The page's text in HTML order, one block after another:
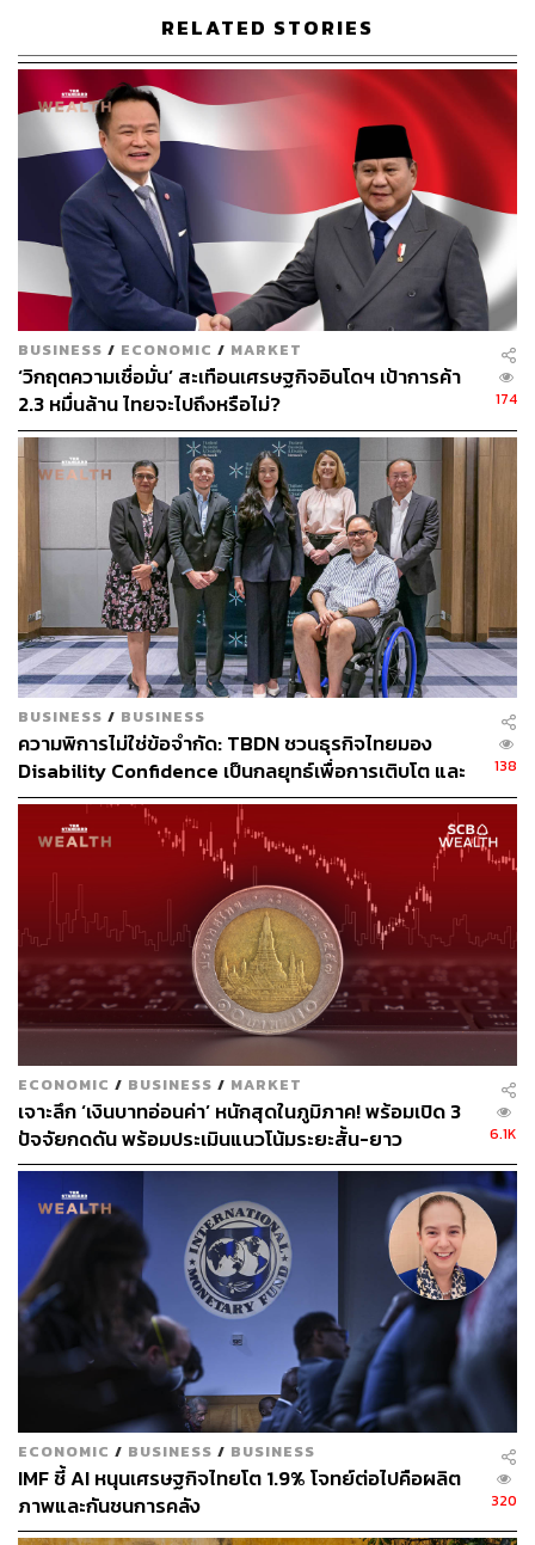
บาทรอบนี้อาจะไม่ทำให้รัฐบาลไทยเกิดความกังวลมากนัก
เนื่องจากเมื่อเดือนธันวาคม 2563 ซึ่งค่าเงินบาทของไทยแข็ง
ค่ามากสุดรอบ 7 ปี พล.อ. ประยุทธ์ จันโอชา ได้แสดงความ
วิตกกังวลต่อผลกระทบที่จะเกิดกับภาคการส่งออกและภาค
อุตสาหกรรม
ซึ่งก่อนหน้านั้นไม่นาน ในเดือนพฤศจิยากน 2563 อาคม เติม
พิทยาไพสิฐ รัฐมนตรีว่าการกระทรวงการคลัง เคยกล่าวว่า
ธนาคารแห่งประเทศไทยมีเครื่องมือทางนโยบายที่จำเป็นใน
การจัดการกับการแข็งค่าของเงินบาท
โดย ธปท. ได้เปิดเสรีเงินฝากเงินตราต่างประเทศ และเพิ่ม
วงเงินลงทุนสำหรับนักลงทุนรายย่อยไทยในการซื้อหลักทรัพย์
ต่างประเทศเป็น 5 ล้านดอลลาร์ จาก 2 แสนดอลลาร์
ส่วนความเคลื่อนไหวค่าเงินสกุลอื่นในภูมิภาคเดียวกัน ค่า
เงินรูเปียห์ของอินโดนีเซีย และริงกิตของมาเลเซีย อ่อนค่า
3.4% และ 3.1% ตามลำดับในไตรมาสแรก ดอลลาร์สิงคโปร์
และเปโซฟิลิปปินส์ อ่อนค่ากว่า 1% เช่นกัน ในขณะที่ดอง
เวียดนามยังคงทรงตัว
สำหรับค่าเงินจ๊าตเมียนมา ซึ่งเป็นสกุลเงินที่ไม่ค่อยมีการซื้อ
ขายในภูมิภาคนี้ ลดลง 5.6% ในช่วงไตรมาสแรก หลังการ
รัฐประหารเมื่อวันที่ 1 กุมภาพันธ์ ทำให้เศรษฐกิจและภาค
การเงินของประเทศตกอยู่ในความไม่แน่นอน
พิสูจน์อักษร: วรรษมล สิงหโกมล
https://asia.nikkei.com/Business/Markets/Thai-baht-i
s-worst-performing-currency-in-Southeast-Asia
สามารถติดตาม THE STANDARD WEALTH
ผ่านแอปพลิเคชันต่างๆ ที่คุณสะดวกหรือใช้งานอยู่แล้วได้เลย
TAGS: เศรษฐกิจ การท่องเที่ยว เงินบาทอ่อนค่า
35
ABOUT THE AUTHOR
ศนิชา ละครพล
THE STANDARD WEALTH Editor
RELATED STORIES
BUSINESS / ECONOMIC / MARKET
‘วิกฤตความเชื่อมั่น’ สะเทือนเศรษฐกิจอินโดฯ เป้าการค้า
2.3 หมื่นล้าน ไทยจะไปถึงหรือไม่?
174
BUSINESS / BUSINESS
ความพิการไม่ใช่ข้อจำกัด: TBDN ชวนธุรกิจไทยมอง
Disability Confidence เป็นกลยุทธ์เพื่อการเติบโต และ
อนาคตแรงงานไทย
138
ECONOMIC / BUSINESS / MARKET
เจาะลึก ‘เงินบาทอ่อนค่า’ หนักสุดในภูมิภาค! พร้อมเปิด 3
ปัจจัยกดดัน พร้อมประเมินแนวโน้มระยะสั้น-ยาว
6.1K
ECONOMIC / BUSINESS / BUSINESS
IMF ชี้ AI หนุนเศรษฐกิจไทยโต 1.9% โจทย์ต่อไปคือผลิต
ภาพและกันชนการคลัง
320